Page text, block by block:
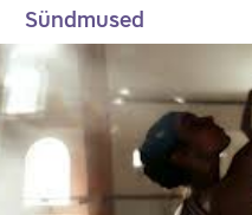
Sündmused